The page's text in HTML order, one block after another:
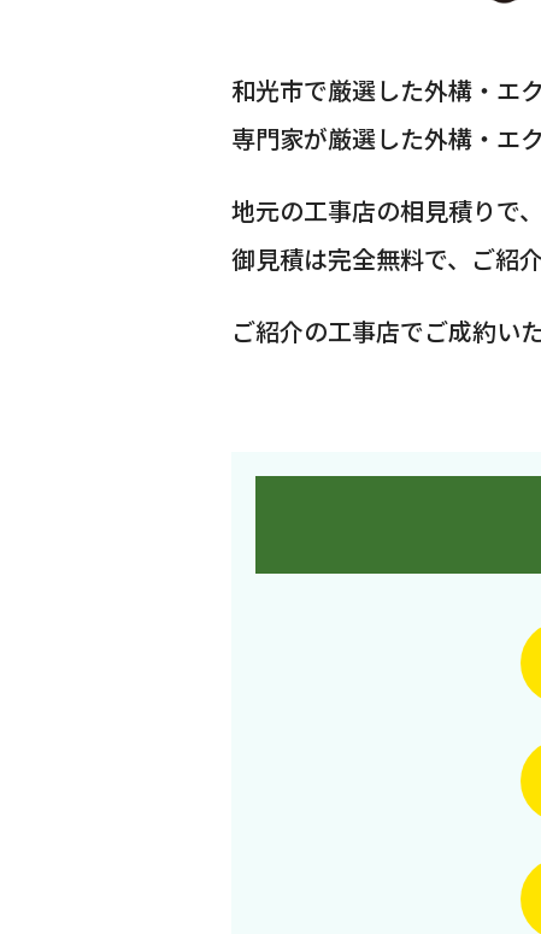
和光市で厳選した外構・エ
専門家が厳選した外構・エ
地元の工事店の相見積りで
御見積は完全無料で、ご紹
ご紹介の工事店でご成約い